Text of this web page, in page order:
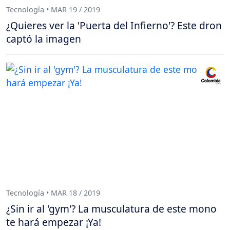
Tecnología • MAR 19 / 2019
¿Quieres ver la 'Puerta del Infierno'? Este dron
captó la imagen
Tecnología • MAR 18 / 2019
¿Sin ir al 'gym'? La musculatura de este mono
te hará empezar ¡Ya!